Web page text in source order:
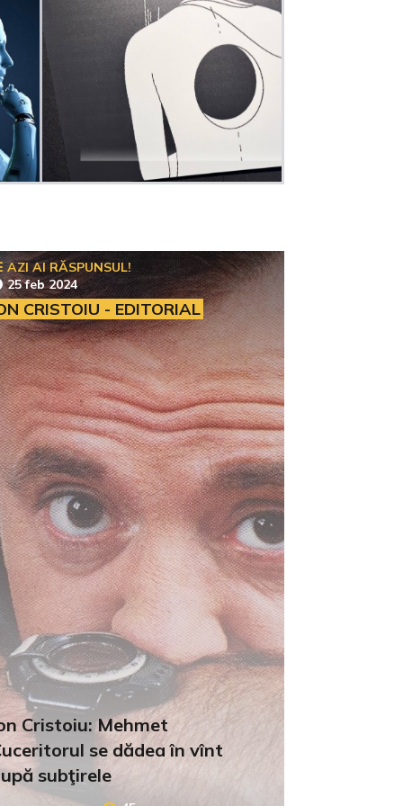
AZI AI RĂSPUNSUL!
25 feb 2024
CRISTOIU - EDITORIAL
Cristoiu: Mehmet
se dădea în vînt
subţirele